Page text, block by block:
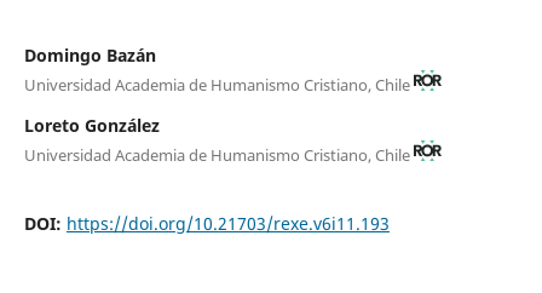
Domingo Bazán
Universidad Academia de Humanismo Cristiano, Chile
Loreto González
Universidad Academia de Humanismo Cristiano, Chile
DOI: https://doi.org/10.21703/rexe.v6i11.193